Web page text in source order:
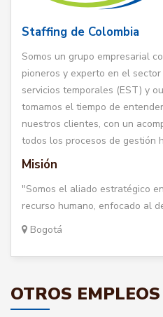
Staffing de Colombia
Somos un grupo empresarial
pioneros y experto en el
servicios temporales (EST) y
tomamos el tiempo de
nuestros clientes, con un
todos los procesos de gestión
Misión
"Somos el aliado estratégico
recurso humano, enfocado al
Bogotá
OTROS EMPLEOS